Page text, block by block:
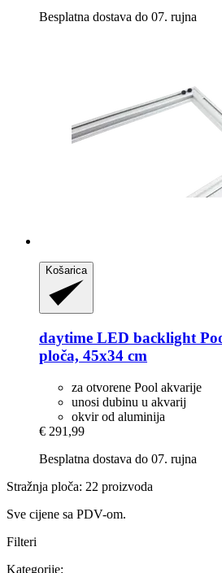
Besplatna dostava do 07. rujna
Košarica
daytime LED backlight
ploča, 45x34 cm
za otvorene Pool akvarije
unosi dubinu u akvarij
okvir od aluminija
€ 291,99
Besplatna dostava do 07. rujna
Stražnja ploča: 22 proizvoda
Sve cijene sa PDV-om.
Filteri
Kategorije: